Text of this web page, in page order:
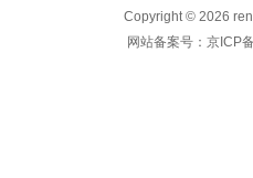
Copyright © 2026
网站备案号：京ICP